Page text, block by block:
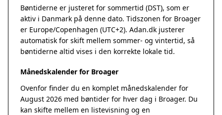
Bøntiderne er justeret for sommertid (DST), som er
aktiv i Danmark på denne dato. Tidszonen for Broager
er Europe/Copenhagen (UTC+2). Adan.dk justerer
automatisk for skift mellem sommer- og vintertid, så
bøntiderne altid vises i den korrekte lokale tid.
Månedskalender for Broager
Ovenfor finder du en komplet månedskalender for
August 2026 med bøntider for hver dag i Broager. Du
kan skifte mellem en listevisning og en